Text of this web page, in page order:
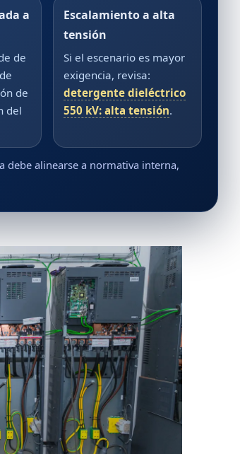
a
de
de
del
Escalamiento a alta
tensión
Si el escenario es mayor
exigencia, revisa:
detergente dieléctrico
550 kV: alta tensión.
debe alinearse a normativa interna,